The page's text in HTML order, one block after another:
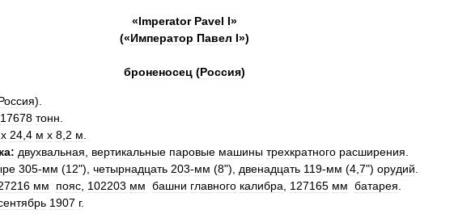
«Imperator Pavel I»
(«Император Павел I»)
броненосец(Россия)
).
17678 тонн
х 24 4 м х 8 2 м
двухвальная вертикальные паровые машины трехкратного расширения
305-мм (12"), четырнадцать 203-мм (8"), двенадцать 119-мм (4 7") орудий
мм пояс 102203 мм башни главного калибра 127165 мм батарея
1907 г.